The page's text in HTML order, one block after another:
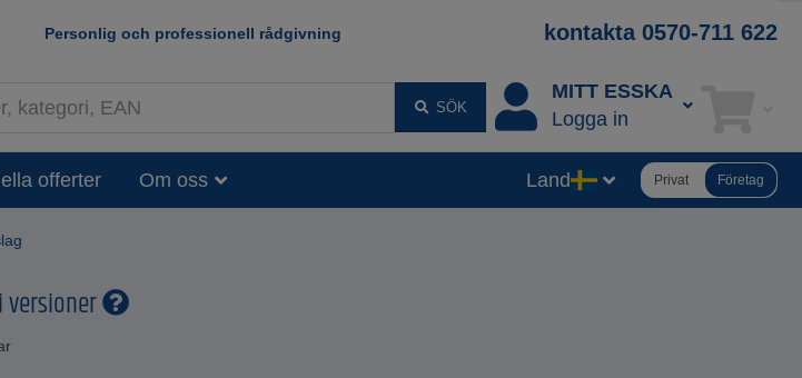
Personlig och professionell rådgivning kontakta 0570-711 622
SÖK
MITT ESSKA
Logga in
offerter Om oss Land Privat Företag